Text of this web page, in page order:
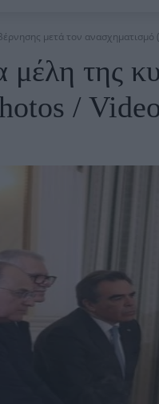
μετά τον ανασχηματισμό
μέλη της
/